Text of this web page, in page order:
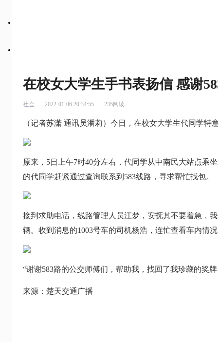
在校女大学生手书表扬信 感谢
社会 2022-01-06 20:34:55 235阅读
（记者苏潇 通讯员潘莉）今日，在校女大学生代同学
原来，5日上午7时40分左右，代同学从中南民大站点乘
的代同学赶紧通过查询联系到583线路，寻求帮忙找包。
接到求助电话，线路管理人员江梦，安抚其不要着急，
辆。收到消息的1003号车的司机杨浩，连忙查看车内情
“谢谢583路的公交师傅们，帮助我，找回了我珍藏的奖牌
来源：楚天交通广播